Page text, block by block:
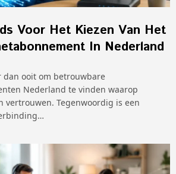
Voor Het Kiezen Van Het
In Nederland
dan ooit om betrouwbare
Nederland te vinden waarop
vertrouwen. Tegenwoordig is een